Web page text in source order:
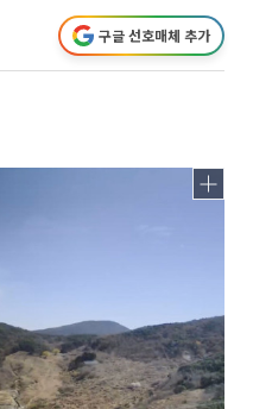
구글 선호매체 추가